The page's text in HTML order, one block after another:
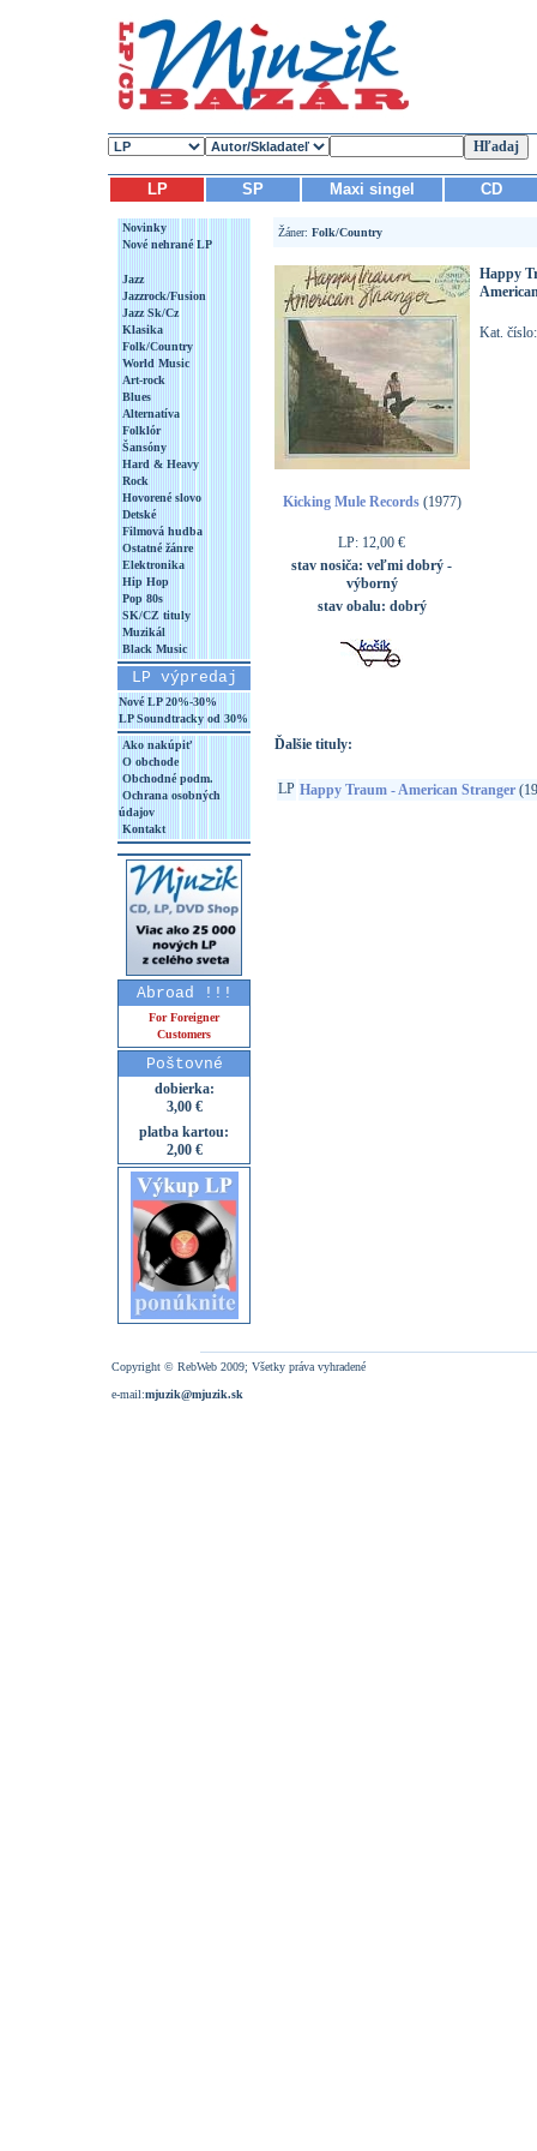
LP SP Maxi singel CD
Novinky
Nové nehrané LP
Jazz
Jazzrock/Fusion
Jazz Sk/Cz
Klasika
Folk/Country
World Music
Art-rock
Blues
Alternatíva
Folklór
Šansóny
Hard & Heavy
Rock
Hovorené slovo
Detské
Filmová hudba
Ostatné žánre
Elektronika
Hip Hop
Pop 80s
SK/CZ tituly
Muzikál
Black Music
LP výpredaj
Nové LP 20%-30%
LP Soundtracky od 30%
Ako nakúpiť
O obchode
Obchodné podm.
Ochrana osobných
údajov
Kontakt
Abroad !!!
For Foreigner
Customers
Poštovné
dobierka:
3,00 €
platba kartou:
2,00 €
Žáner: Folk/Country
Kicking Mule Records(1977)
LP: 12,00 €
stav nosiča: veľmi dobrý -
výborný
stav obalu: dobrý
Happy
Kat.
Ďalšie tituly:
LP Happy Traum - American Stranger
Copyright © RebWeb 2009; Všetky práva vyhradené
e-mail:mjuzik@mjuzik.sk